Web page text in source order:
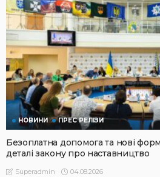
НОВИНИ ПРЕС РЕЛІЗИ
Безоплатна допомога та нові
деталі закону про наставництво
Superadmin 04.08.2026